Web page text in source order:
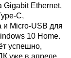
Gigabit Ethernet,
C,
и Micro-USB для
10 Home.
успешно,
уже в апреле